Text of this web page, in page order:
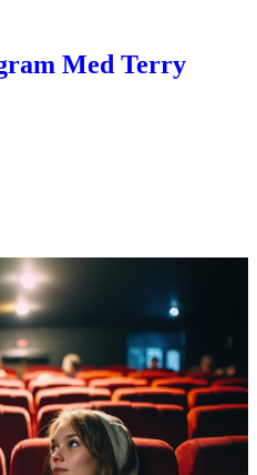
Med Terry